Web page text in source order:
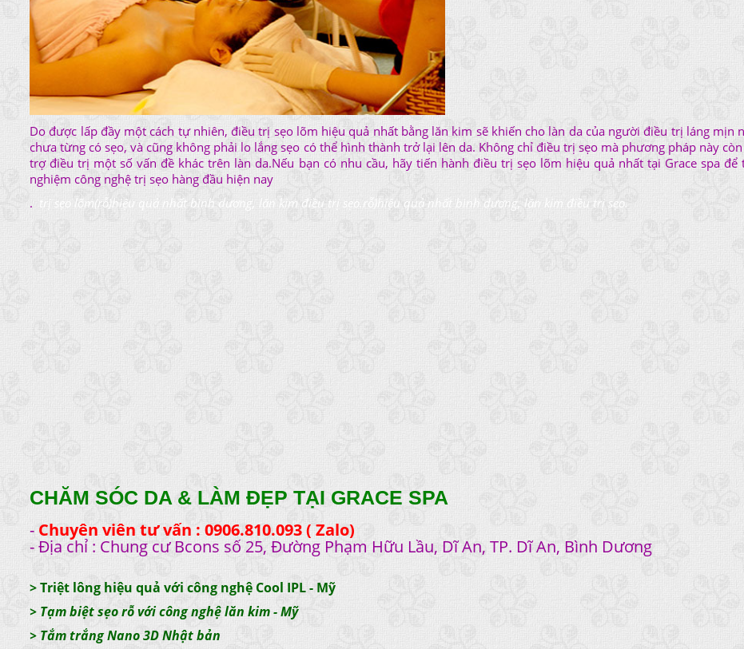
Do được lấp đầy một cách tự nhiên, điều trị sẹo lõm hiệu quả nhất bằng lăn kim sẽ khiến cho làn da của người điều trị láng mịn
chưa từng có sẹo, và cũng không phải lo lắng sẹo có thể hình thành trở lại lên da. Không chỉ điều trị sẹo mà phương pháp này
trợ điều trị một số vấn đề khác trên làn da.Nếu bạn có nhu cầu, hãy tiến hành điều trị sẹo lõm hiệu quả nhất tại Grace spa để
nghiệm công nghệ trị sẹo hàng đầu hiện nay
.
trị sẹo lõm(rỗ)hiệu quả nhất bình dương, lăn kim điều trị sẹo. rỗ)hiệu quả nhất bình dương, lăn kim điều trị sẹo.
CHĂM SÓC DA & LÀM ĐẸP TẠI GRACE SPA
- Chuyên viên tư vấn : 0906.810.093 ( Zalo)
- Địa chỉ : Chung cư Bcons số 25, Đường Phạm Hữu Lầu, Dĩ An, TP. Dĩ An, Bình Dương
>Triệt lông hiệu quả với công nghệ Cool IPL - Mỹ
> Tạm biệt sẹo rỗ với công nghệ lăn kim - Mỹ
> Tắm trắng Nano 3D Nhật bản